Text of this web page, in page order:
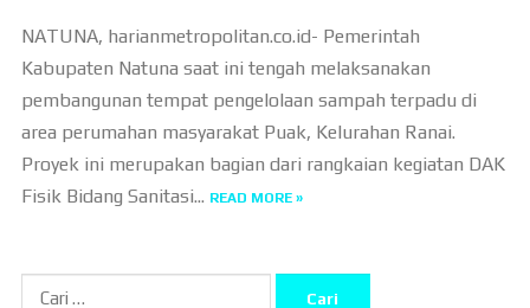
NATUNA, harianmetropolitan.co.id- Pemerintah
Kabupaten Natuna saat ini tengah melaksanakan
pembangunan tempat pengelolaan sampah terpadu di
area perumahan masyarakat Puak, Kelurahan Ranai.
Proyek ini merupakan bagian dari rangkaian kegiatan DAK
Fisik Bidang Sanitasi... READ MORE »
Cari